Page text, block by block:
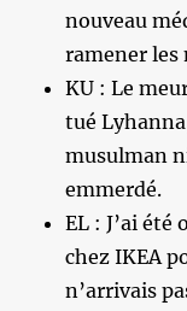
nouveau
ramener les
KU : Le
tué
musulman
emmerdé.
EL : J’ai été
chez IKEA
n’arrivais